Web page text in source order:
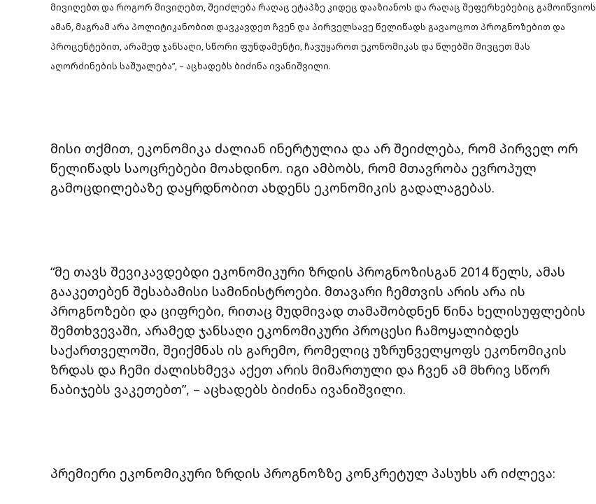
მივიღებთ და როგორ მივიღებთ, შეიძლება რაღაც ეტაპზე კიდეც დააზიანოს და რაღაც შეფერხებებიც გამოიწვიოს
ამან, მაგრამ არა პოლიტიკანობით დავკავდეთ ჩვენ და პირველსავე წელიწადს გავაოცოთ პროგნოზებით და
პროცენტებით, არამედ ჯანსაღი, სწორი ფუნდამენტი, ჩავუყაროთ ეკონომიკას და წლებში მივცეთ მას
აღორძინების საშუალება”, – აცხადებს ბიძინა ივანიშვილი.
მისი თქმით, ეკონომიკა ძალიან ინერტულია და არ შეიძლება, რომ პირველ ორ
წელიწადს საოცრებები მოახდინო. იგი ამბობს, რომ მთავრობა ევროპულ
გამოცდილებაზე დაყრდნობით ახდენს ეკონომიკის გადალაგებას.
“მე თავს შევიკავდებდი ეკონომიკური ზრდის პროგნოზისგან 2014 წელს, ამას
გააკეთებენ შესაბამისი სამინისტროები. მთავარი ჩემთვის არის არა ის
პროგნოზები და ციფრები, რითაც მუდმივად თამაშობდნენ წინა ხელისუფლების
შემთხვევაში, არამედ ჯანსაღი ეკონომიკური პროცესი ჩამოყალიბდეს
საქართველოში, შეიქმნას ის გარემო, რომელიც უზრუნველყოფს ეკონომიკის
ზრდას და ჩემი ძალისხმევა აქეთ არის მიმართული და ჩვენ ამ მხრივ სწორ
ნაბიჯებს ვაკეთებთ”, – აცხადებს ბიძინა ივანიშვილი.
პრემიერი ეკონომიკური ზრდის პროგნოზზე კონკრეტულ პასუხს არ იძლევა: